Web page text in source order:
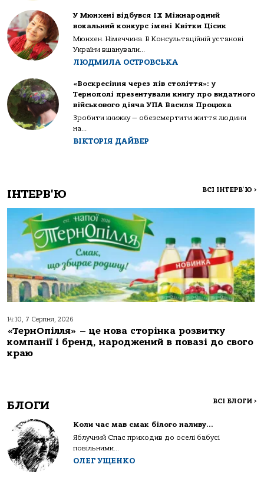
У Мюнхені відбувся IX Міжнародний
вокальний конкурс імені Квітки Цісик
Мюнхен. Німеччина. В Консультаційній установі
України вшанували...
ЛЮДМИЛА ОСТРОВСЬКА
«Воскресіння через пів століття»: у
Тернополі презентували книгу про видатного
військового діяча УПА Василя Процюка
Зробити книжку — обезсмертити життя людини
на...
ВІКТОРІЯ ДАЙВЕР
ІНТЕРВ'Ю ВСІ ІНТЕРВ'Ю >
14:10, 7 Серпня, 2026
«ТернОпілля» – це нова сторінка розвитку
компанії і бренд, народжений в повазі до свого
краю
БЛОГИ ВСІ БЛОГИ >
Коли час мав смак білого наливу…
Яблучний Спас приходив до оселі бабусі
повільними...
ОЛЕГ УЩЕНКО